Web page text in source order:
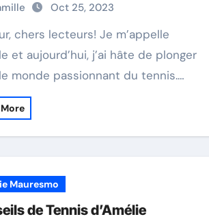
Oct 25, 2023
et aujourd’hui, j’ai hâte de plonger
monde passionnant du tennis.…
Mauresmo
de Tennis d’Amélie